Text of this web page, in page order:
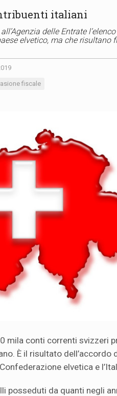
italiani
delle Entrate
elvetico, ma che risultano
fiscale
mila conti correnti svizzeri
È il risultato dell’accordo
elvetica e
posseduti da quanti negli